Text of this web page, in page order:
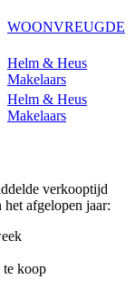
WOONVREUGDE
Helm & Heus
Makelaars
Helm & Heus
Makelaars
verkooptijd
afgelopen jaar:
te koop